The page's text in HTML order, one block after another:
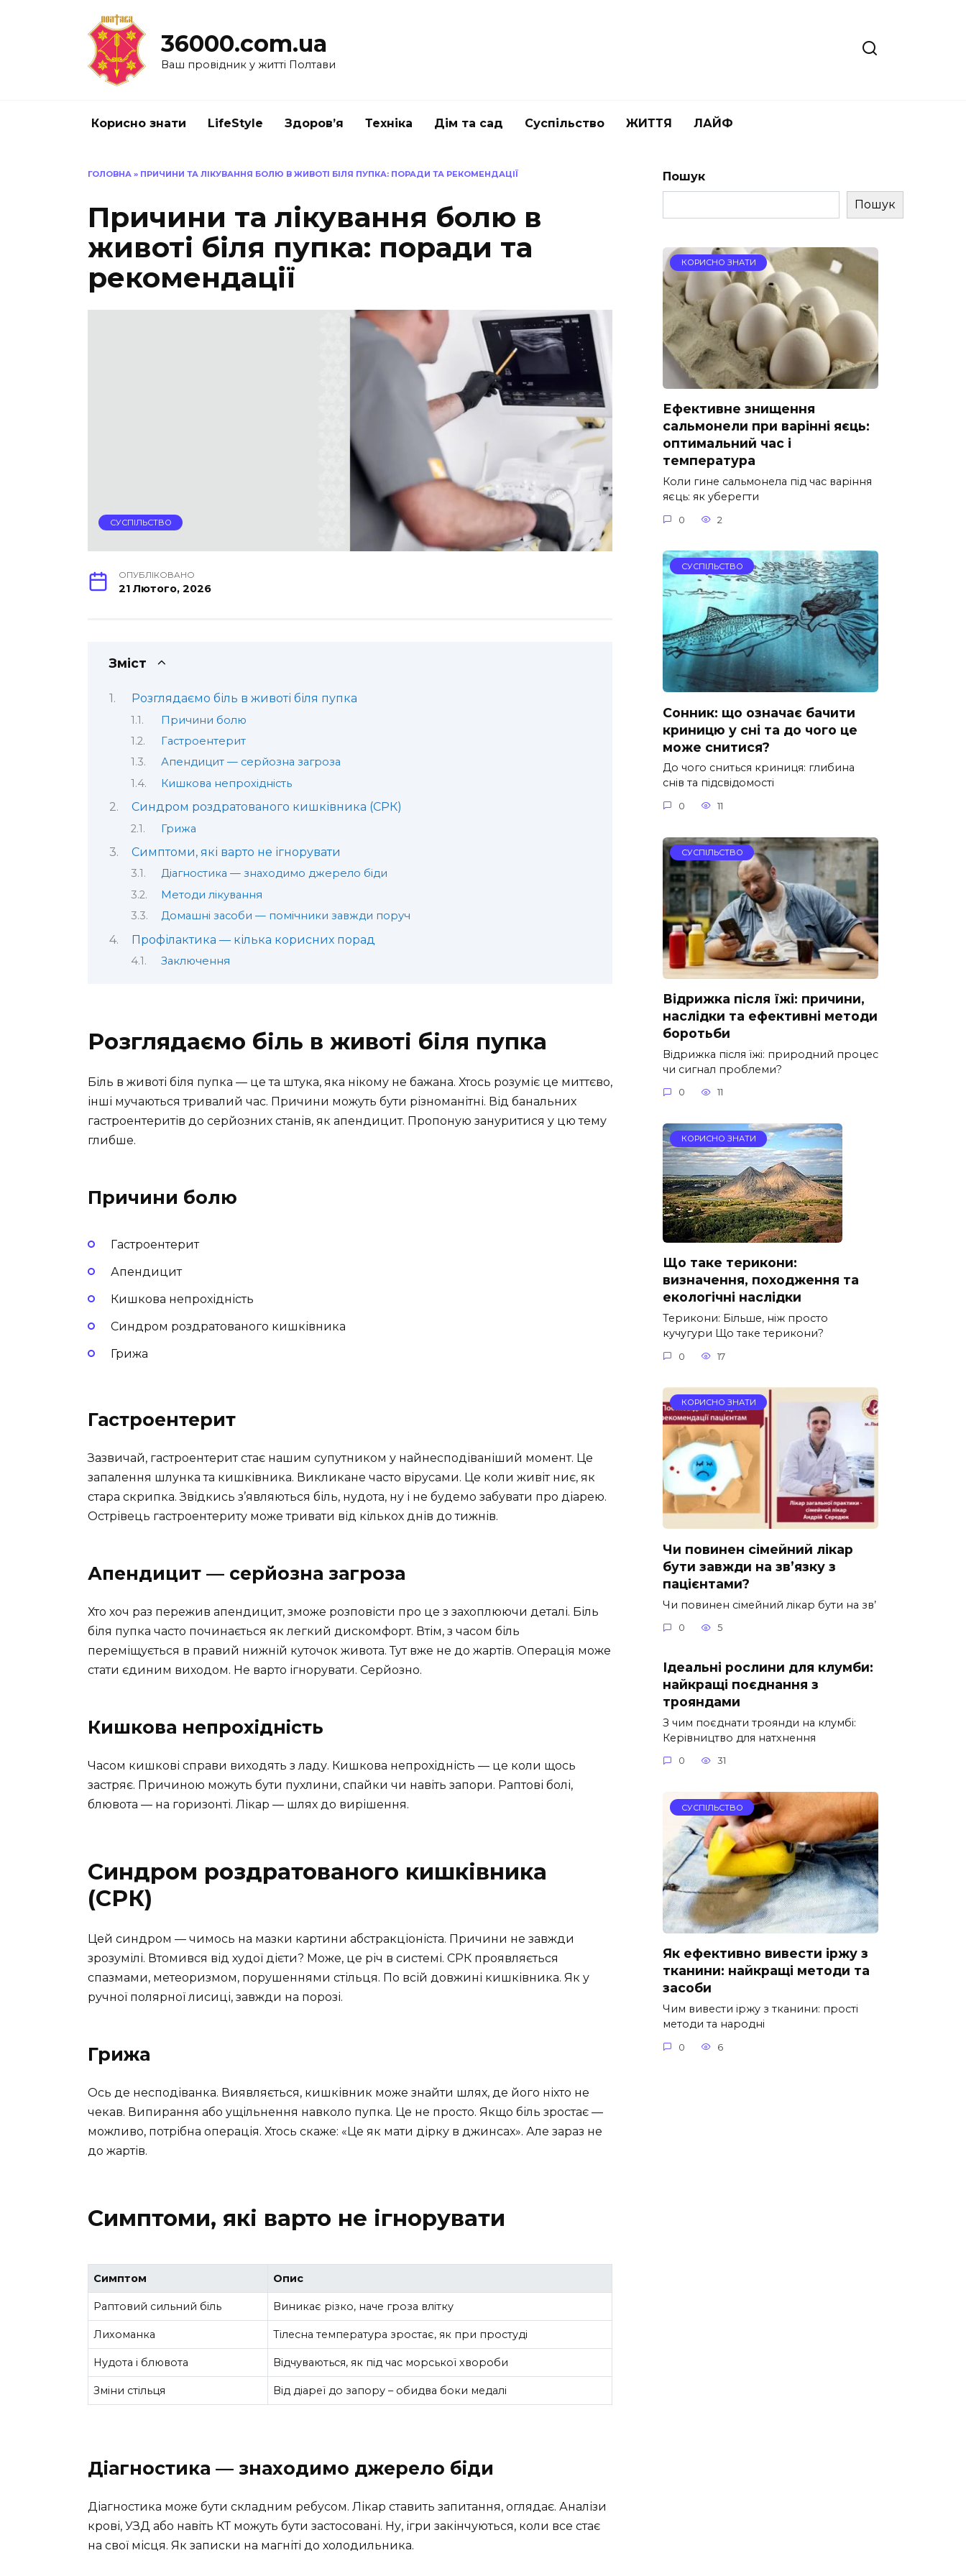
36000.com.ua
Ваш провідник у житті Полтави
Корисно знати LifeStyle Здоров’я Техніка Дім та сад Суспільство ЖИТТЯ ЛАЙФ
ГОЛОВНА » ПРИЧИНИ ТА ЛІКУВАННЯ БОЛЮ В ЖИВОТІ БІЛЯ ПУПКА: ПОРАДИ ТА РЕКОМЕНДАЦІЇ
Причини та лікування болю в
животі біля пупка: поради та
рекомендації
СУСПІЛЬСТВО
ОПУБЛІКОВАНО
21 Лютого, 2026
Зміст
Розглядаємо біль в животі біля пупка
Причини болю
Гастроентерит
Апендицит — серйозна загроза
Кишкова непрохідність
Синдром роздратованого кишківника (СРК)
Грижа
Симптоми, які варто не ігнорувати
Діагностика — знаходимо джерело біди
Методи лікування
Домашні засоби — помічники завжди поруч
Профілактика — кілька корисних порад
Заключення
Розглядаємо біль в животі біля пупка
Біль в животі біля пупка — це та штука, яка нікому не бажана. Хтось розуміє це миттєво,
інші мучаються тривалий час. Причини можуть бути різноманітні. Від банальних
гастроентеритів до серйозних станів, як апендицит. Пропоную зануритися у цю тему
глибше.
Причини болю
Гастроентерит
Апендицит
Кишкова непрохідність
Синдром роздратованого кишківника
Грижа
Гастроентерит
Зазвичай, гастроентерит стає нашим супутником у найнесподіваніший момент. Це
запалення шлунка та кишківника. Викликане часто вірусами. Це коли живіт ниє, як
стара скрипка. Звідкись з’являються біль, нудота, ну і не будемо забувати про діарею.
Острівець гастроентериту може тривати від кількох днів до тижнів.
Апендицит — серйозна загроза
Хто хоч раз пережив апендицит, зможе розповісти про це з захоплюючи деталі. Біль
біля пупка часто починається як легкий дискомфорт. Втім, з часом біль
переміщується в правий нижній куточок живота. Тут вже не до жартів. Операція може
стати єдиним виходом. Не варто ігнорувати. Серйозно.
Кишкова непрохідність
Часом кишкові справи виходять з ладу. Кишкова непрохідність — це коли щось
застряє. Причиною можуть бути пухлини, спайки чи навіть запори. Раптові болі,
блювота — на горизонті. Лікар — шлях до вирішення.
Синдром роздратованого кишківника
(СРК)
Цей синдром — чимось на мазки картини абстракціоніста. Причини не завжди
зрозумілі. Втомився від худої дієти? Може, це річ в системі. СРК проявляється
спазмами, метеоризмом, порушеннями стільця. По всій довжині кишківника. Як у
ручної полярної лисиці, завжди на порозі.
Грижа
Ось де несподіванка. Виявляється, кишківник може знайти шлях, де його ніхто не
чекав. Випирання або ущільнення навколо пупка. Це не просто. Якщо біль зростає —
можливо, потрібна операція. Хтось скаже: «Це як мати дірку в джинсах». Але зараз не
до жартів.
Симптоми, які варто не ігнорувати
Симптом Опис
Раптовий сильний біль Виникає різко, наче гроза влітку
Лихоманка Тілесна температура зростає, як при простуді
Нудота і блювота Відчуваються, як під час морської хвороби
Зміни стільця Від діареї до запору – обидва боки медалі
Діагностика — знаходимо джерело біди
Діагностика може бути складним ребусом. Лікар ставить запитання, оглядає. Аналізи
крові, УЗД або навіть КТ можуть бути застосовані. Ну, ігри закінчуються, коли все стає
на свої місця. Як записки на магніті до холодильника.
Пошук
Пошук
КОРИСНО ЗНАТИ
Ефективне знищення
сальмонели при варінні яєць:
оптимальний час і
температура
Коли гине сальмонела під час варіння
яєць: як уберегти
0 2
СУСПІЛЬСТВО
Сонник: що означає бачити
криницю у сні та до чого це
може снитися?
До чого сниться криниця: глибина
снів та підсвідомості
0 11
СУСПІЛЬСТВО
Відрижка після їжі: причини,
наслідки та ефективні методи
боротьби
Відрижка після їжі: природний процес
чи сигнал проблеми?
0 11
КОРИСНО ЗНАТИ
Що таке терикони:
визначення, походження та
екологічні наслідки
Терикони: Більше, ніж просто
кучугури Що таке терикони?
0 17
КОРИСНО ЗНАТИ
Чи повинен сімейний лікар
бути завжди на зв’язку з
пацієнтами?
Чи повинен сімейний лікар бути на зв’
0 5
Ідеальні рослини для клумби:
найкращі поєднання з
трояндами
З чим поєднати троянди на клумбі:
Керівництво для натхнення
0 31
СУСПІЛЬСТВО
Як ефективно вивести іржу з
тканини: найкращі методи та
засоби
Чим вивести іржу з тканини: прості
методи та народні
0 6